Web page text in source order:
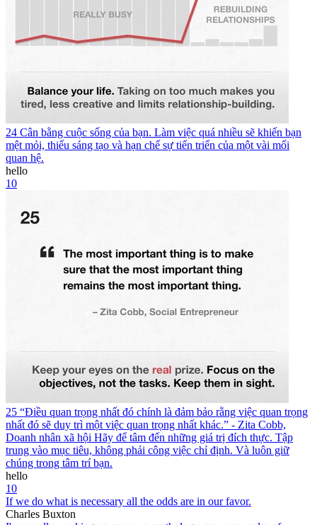
24 Cân bằng cuộc sống của bạn. Làm việc quá nhiều sẽ khiến bạn
mệt mỏi, thiếu sáng tạo và hạn chế sự tiến triển của một vài mối
quan hệ.
hello
10
25 “Điều quan trọng nhất đó chính là đảm bảo rằng việc quan trọng
nhất đó sẽ duy trì một việc quan trọng nhất khác.” - Zita Cobb,
Doanh nhân xã hội Hãy để tâm đến những giá trị đích thực. Tập
trung vào mục tiêu, không phải công việc chỉ định. Và luôn giữ
chúng trong tâm trí bạn.
hello
10
If we do what is necessary all the odds are in our favor.
Charles Buxton